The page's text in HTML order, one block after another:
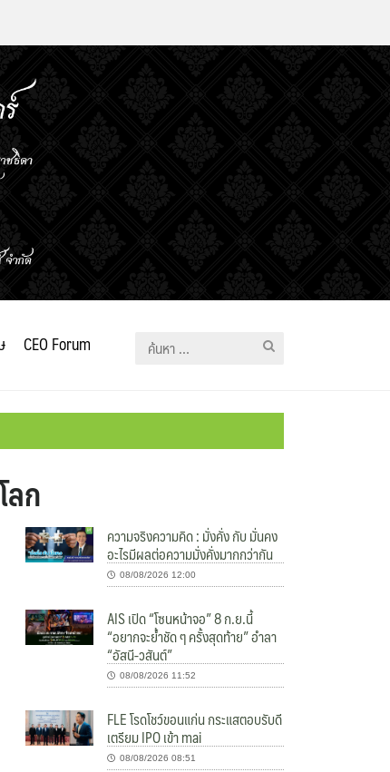
CEO Forum
ค้นหา
ก
ความจริงความคิด : มั่งคั่ง กับ มั่นคง
อะไรมีผลต่อความมั่งคั่งมากกว่ากัน
08/08/2026 12:00
AIS เปิด “โซนหน้าจอ” 8 ก.ย.นี้
“อยากจะย้ำชัด ๆ ครั้งสุดท้าย” อำลา
“อัสนี-วสันต์”
08/08/2026 11:52
FLE โรดโชว์ขอนแก่น กระแสตอบรับดี
เตรียม IPO เข้า mai
08/08/2026 08:51